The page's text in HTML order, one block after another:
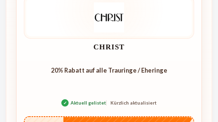
CHRIST
20% Rabatt auf alle Trauringe / Eheringe
✓ Aktuell gelistet Kürzlich aktualisiert